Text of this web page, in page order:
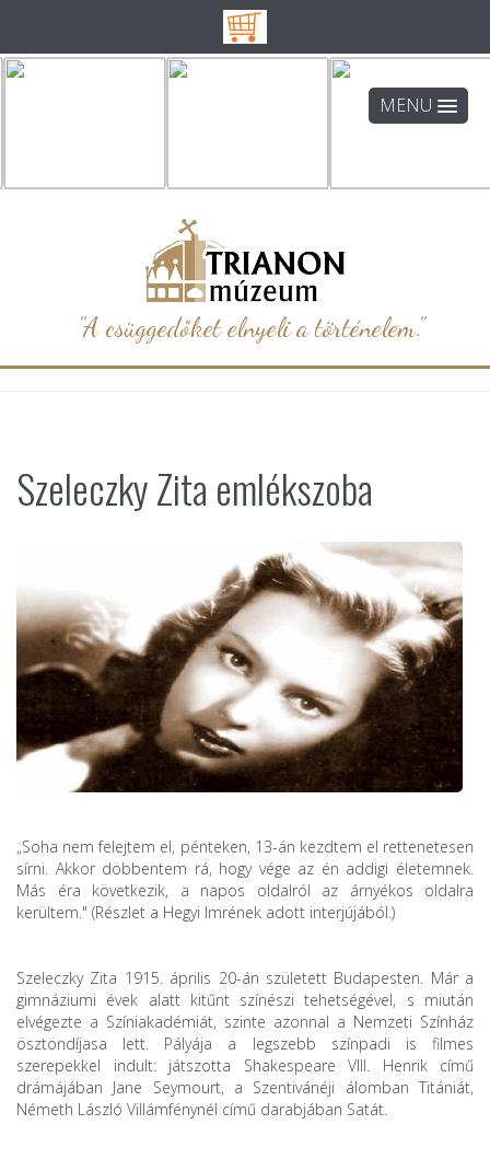
MENU
"A csüggedőket elnyeli a történelem."
Szeleczky Zita emlékszoba
„Soha nem felejtem el, pénteken, 13-án kezdtem el rettenetesen
sírni. Akkor döbbentem rá, hogy vége az én addigi életemnek.
Más éra következik, a napos oldalról az árnyékos oldalra
kerültem." (Részlet a Hegyi Imrének adott interjújából.)
Szeleczky Zita 1915. április 20-án született Budapesten. Már a
gimnáziumi évek alatt kitűnt színészi tehetségével, s miután
elvégezte a Színiakadémiát, szinte azonnal a Nemzeti Színház
ösztöndíjasa lett. Pályája a legszebb színpadi is filmes
szerepekkel indult: játszotta Shakespeare VIII. Henrik című
drámájában Jane Seymourt, a Szentivánéji álomban Titániát,
Németh László Villámfénynél című darabjában Satát.